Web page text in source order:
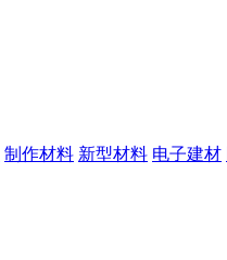
制作材料 新型材料 电子建材